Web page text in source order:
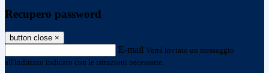
Recupero password
button close ×
E-mail Verrà inviato un messaggio
all'indirizzo indicato con le istruzioni necessarie.